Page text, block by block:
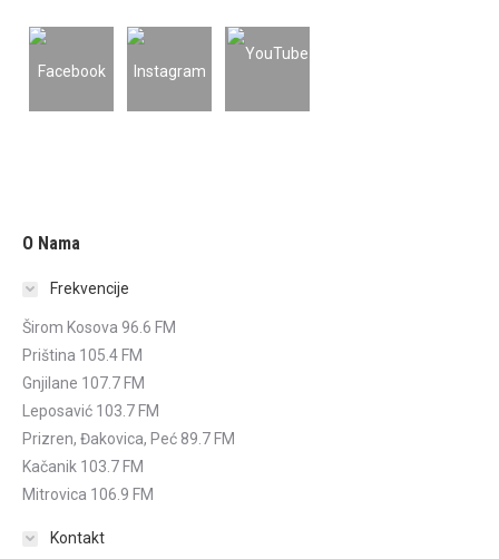
O Nama
Frekvencije
Širom Kosova 96.6 FM
Priština 105.4 FM
Gnjilane 107.7 FM
Leposavić 103.7 FM
Prizren, Đakovica, Peć 89.7 FM
Kačanik 103.7 FM
Mitrovica 106.9 FM
Kontakt